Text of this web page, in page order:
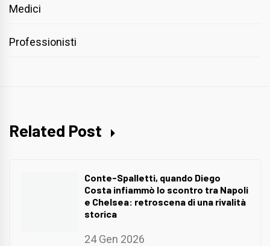
Medici
Professionisti
Related Post
Conte-Spalletti, quando Diego
Costa infiammò lo scontro tra Napoli
e Chelsea: retroscena di una rivalità
storica
24 Gen 2026